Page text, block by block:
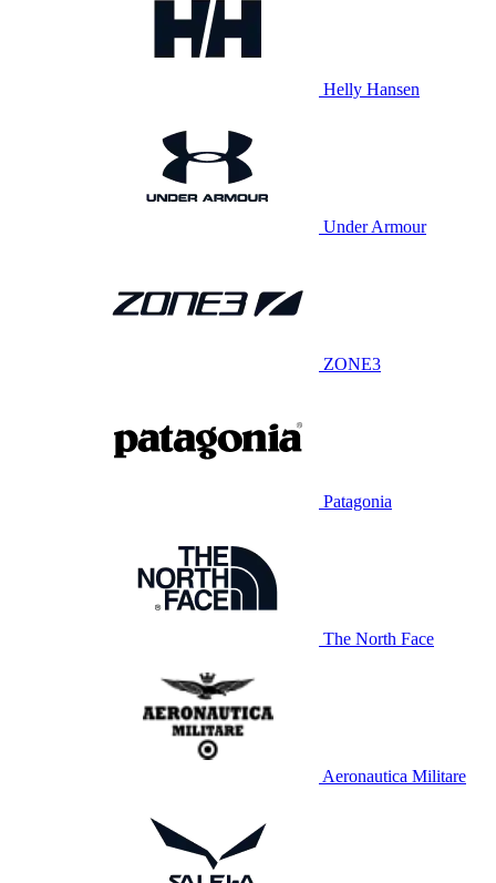
Helly Hansen
Under Armour
ZONE3
Patagonia
The North Face
Aeronautica Militare